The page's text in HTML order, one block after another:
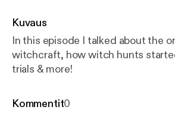
Kuvaus
In this episode I talked about the
witchcraft, how witch hunts
trials & more!
Kommentit0